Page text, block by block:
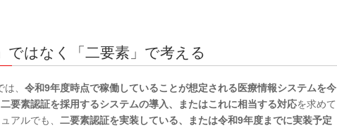
ではなく「二要素」で考える
、 令和9年度時点で稼働していることが想定される医療情報システムを今
要素認証を採用するシステムの導入、またはこれに相当する対応を求めて
アルでも、 二要素認証を実装している、または令和9年度までに実装予定